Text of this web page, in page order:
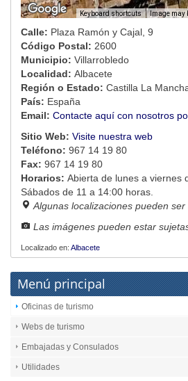
Keyboard shortcuts Image may
Calle: Plaza Ramón y Cajal, 9
Código Postal: 2600
Municipio: Villarrobledo
Localidad: Albacete
Región o Estado: Castilla La
País: España
Email: Contacte aquí con nosotros
Sitio Web: Visite nuestra web
Teléfono: 967 14 19 80
Fax: 967 14 19 80
Horarios: Abierta de lunes a viernes
Sábados de 11 a 14:00 horas.
Algunas localizaciones pueden
Las imágenes pueden estar
Localizado en: Albacete
Menú principal
Oficinas de turismo
Webs de turismo
Embajadas y Consulados
Utilidades